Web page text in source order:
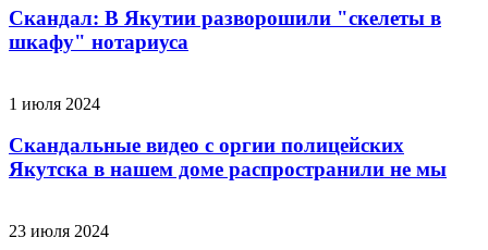
Скандал: В Якутии разворошили "скелеты в
шкафу" нотариуса
1 июля 2024
Скандальные видео с оргии полицейских
Якутска в нашем доме распространили не мы
23 июля 2024